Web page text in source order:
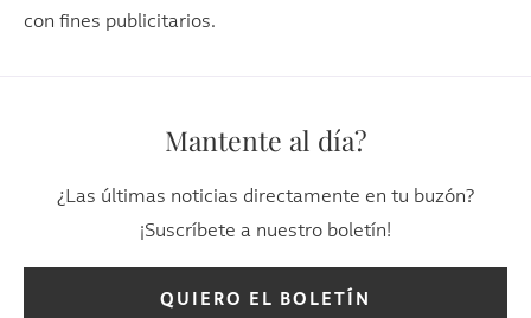
con fines publicitarios.
Mantente al día?
¿Las últimas noticias directamente en tu buzón?
¡Suscríbete a nuestro boletín!
QUIERO EL BOLETÍN